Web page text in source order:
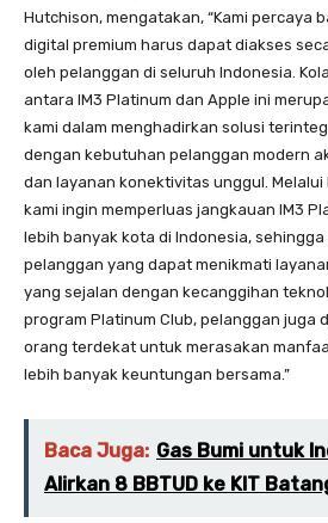
Hutchison, mengatakan, “Kami percaya
digital premium harus dapat diakses
oleh pelanggan di seluruh Indonesia.
antara IM3 Platinum dan Apple ini
kami dalam menghadirkan solusi
dengan kebutuhan pelanggan modern
dan layanan konektivitas unggul.
kami ingin memperluas jangkauan IM3
lebih banyak kota di Indonesia,
pelanggan yang dapat menikmati
yang sejalan dengan kecanggihan
program Platinum Club, pelanggan juga
orang terdekat untuk merasakan
lebih banyak keuntungan bersama.”
Baca Juga: Gas Bumi untuk
Alirkan 8 BBTUD ke KIT